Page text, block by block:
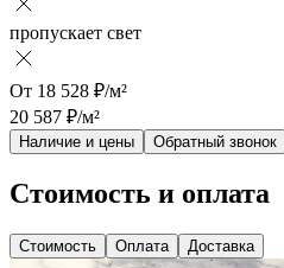
пропускает свет
От 18 528 ₽/м²
20 587 ₽/м²
Наличие и цены Обратный звонок
Стоимость и оплата
Стоимость Оплата Доставка